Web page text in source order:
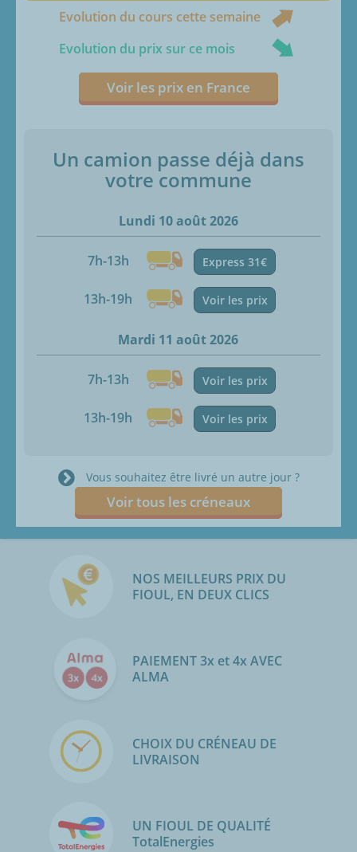
Evolution du cours cette semaine
Evolution du prix sur ce mois
Voir les prix en France
Un camion passe déjà dans
votre commune
Lundi 10 août 2026
7h-13h Express 31€
13h-19h Voir les prix
Mardi 11 août 2026
7h-13h Voir les prix
13h-19h Voir les prix
Vous souhaitez être livré un autre jour ?
Voir tous les créneaux
NOS MEILLEURS PRIX DU
FIOUL, EN DEUX CLICS
PAIEMENT 3x et 4x AVEC
ALMA
CHOIX DU CRÉNEAU DE
LIVRAISON
UN FIOUL DE QUALITÉ
TotalEnergies